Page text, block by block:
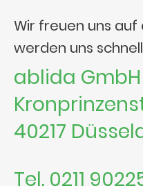
Wir freuen uns
werden uns
ablida GmbH
40217
Tel. 0211